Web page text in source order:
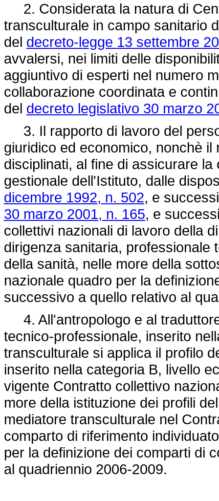
2. Considerata la natura di
transculturale in campo sanitario
del decreto-legge 13 settembre
avvalersi, nei limiti delle
aggiuntivo di esperti nel numero
collaborazione coordinata e
del decreto legislativo 30 marzo
3. Il rapporto di lavoro del
giuridico ed economico, nonchè
disciplinati, al fine di assicurare
gestionale dell'Istituto, dalle
dicembre 1992, n. 502, e
30 marzo 2001, n. 165, e
collettivi nazionali di lavoro della
dirigenza sanitaria, professionale
della sanità, nelle more della
nazionale quadro per la
successivo a quello relativo al
4. All'antropologo e al
tecnico-professionale, inserito
transculturale si applica il profilo
inserito nella categoria B, livello
vigente Contratto collettivo
more della istituzione dei profili
mediatore transculturale nel
comparto di riferimento
per la definizione dei comparti di
al quadriennio 2006-2009.